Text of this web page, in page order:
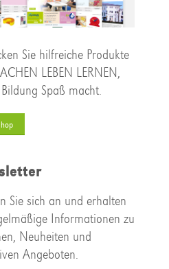
Sie hilfreiche Produkte
LEBEN LERNEN,
Spaß macht.
Sie sich an und erhalten
Informationen zu
Neuheiten und
Angeboten.